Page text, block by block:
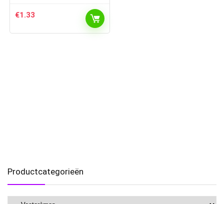
€1.33
Productcategorieën